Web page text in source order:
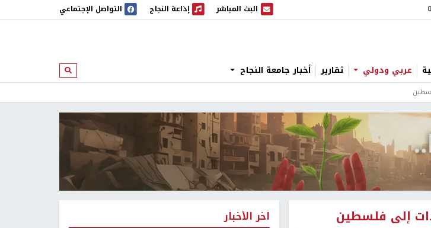
البث المباشر
البث المباشر إذاعة النجاح
إذاعة النجاح التواصل الإجتماعي
عربي ودولي تقارير أخبار جامعة النجاح ابحث
إلى فلسطين اخر الأخبار